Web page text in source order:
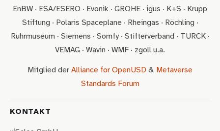
EnBW · ESA/ESERO · Evonik · GROHE · igus · K+S · Krupp
Stiftung · Polaris Spaceplane · Rheingas · Röchling ·
Ruhrmuseum · Siemens · Somfy · Stifterverband · TURCK ·
VEMAG · Wavin · WMF · zgoll u.a.
Mitglied der Alliance for OpenUSD & Metaverse
Standards Forum
KONTAKT